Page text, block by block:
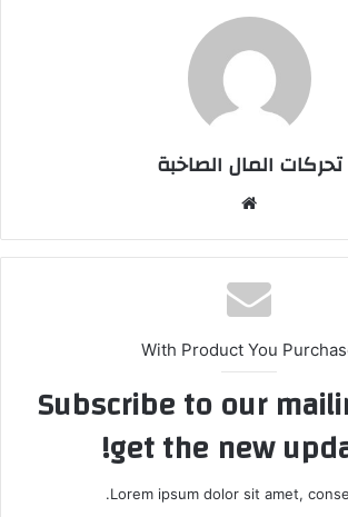
تحركات المال الصاخبة
With Product You
Subscribe to our
get the new
Lorem ipsum dolor sit amet,